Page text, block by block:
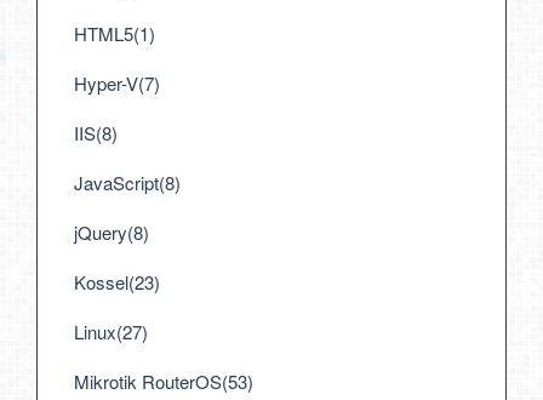
HTML5(1)
Hyper-V(7)
IIS(8)
JavaScript(8)
jQuery(8)
Kossel(23)
Linux(27)
Mikrotik RouterOS(53)